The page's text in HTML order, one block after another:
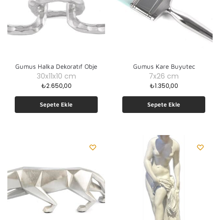
Gumus Halka Dekoratıf Obje
30x11x10 cm
₺2.650,00
Sepete Ekle
Gumus Kare Buyutec
7x26 cm
₺1.350,00
Sepete Ekle